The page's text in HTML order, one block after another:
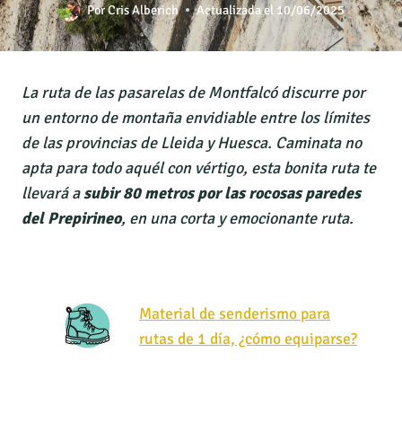
PorCris Alberich Actualizada el 10/06/2025
La ruta de las pasarelas de Montfalcó discurre por
un entorno de montaña envidiable entre los límites
de las provincias de Lleida y Huesca. Caminata no
apta para todo aquél con vértigo, esta bonita ruta te
llevará asubir 80 metros por las rocosas paredes
del Prepirineo, en una corta y emocionante ruta.
Material de senderismo para
rutas de 1 día, ¿cómo equiparse?